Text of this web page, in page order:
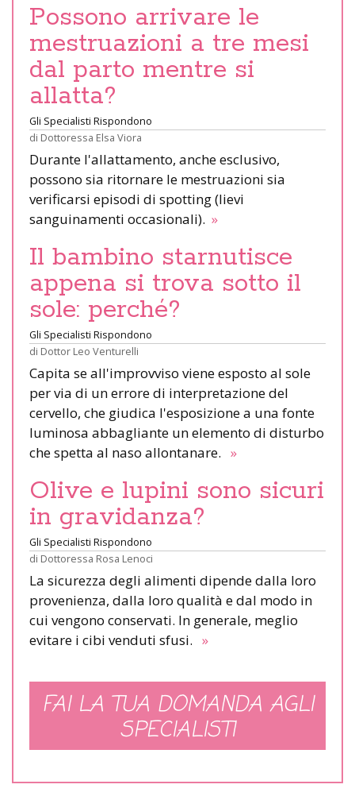
Possono arrivare le
mestruazioni a tre mesi
dal parto mentre si
allatta?
Gli Specialisti Rispondono
di Dottoressa Elsa Viora
Durante l'allattamento, anche esclusivo,
possono sia ritornare le mestruazioni sia
verificarsi episodi di spotting (lievi
sanguinamenti occasionali). »
Il bambino starnutisce
appena si trova sotto il
sole: perché?
Gli Specialisti Rispondono
di Dottor Leo Venturelli
Capita se all'improvviso viene esposto al sole
per via di un errore di interpretazione del
cervello, che giudica l'esposizione a una fonte
luminosa abbagliante un elemento di disturbo
che spetta al naso allontanare. »
Olive e lupini sono sicuri
in gravidanza?
Gli Specialisti Rispondono
di Dottoressa Rosa Lenoci
La sicurezza degli alimenti dipende dalla loro
provenienza, dalla loro qualità e dal modo in
cui vengono conservati. In generale, meglio
evitare i cibi venduti sfusi. »
FAI LA TUA DOMANDA AGLI
SPECIALISTI